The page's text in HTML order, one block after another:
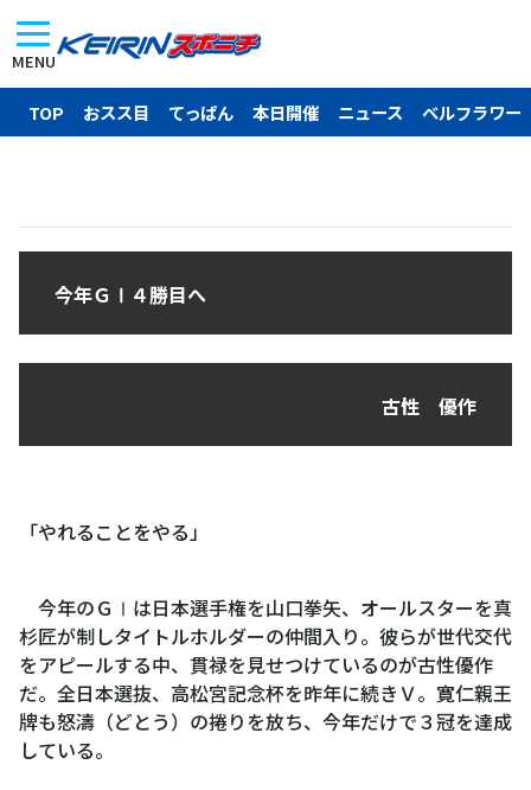
MENU
TOP おスス目 てっぱん 本日開催 ニュース ベルフラワー
今年ＧⅠ４勝目へ
古性 優作
「やれることをやる」
今年のＧⅠは日本選手権を山口拳矢、オールスターを真
杉匠が制しタイトルホルダーの仲間入り。彼らが世代交代
をアピールする中、貫禄を見せつけているのが古性優作
だ。全日本選抜、高松宮記念杯を昨年に続きＶ。寛仁親王
牌も怒濤（どとう）の捲りを放ち、今年だけで３冠を達成
している。